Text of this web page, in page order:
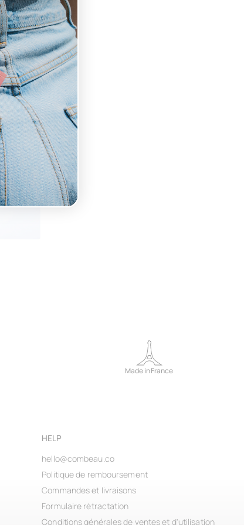
Made in France
HELP
hello@combeau.co
Politique de remboursement
Commandes et livraisons
Formulaire rétractation
Conditions générales de ventes et d'utilisation